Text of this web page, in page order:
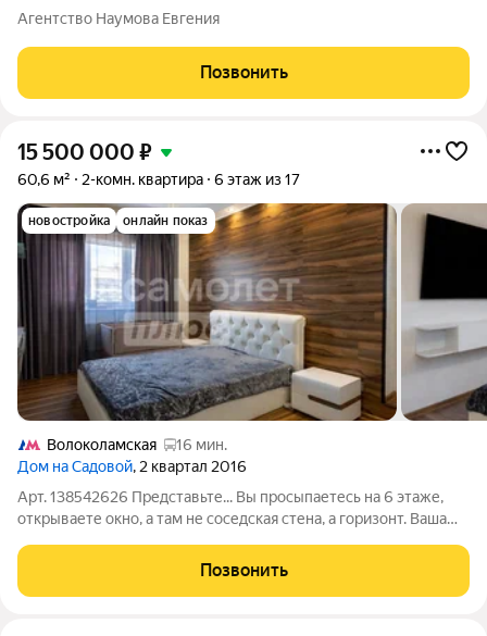
вкладываться? Вы её нашли! Адрес: МО, г.Красногорск, ЖК
«Отрада», ул. Пятницкая 11. Преимущества: Последний этаж
(16/16): Никто не ходит над
Агентство Наумова Евгения
Позвонить
15 500 000 ₽
60,6 м² 2-комн. квартира 6 этаж из 17
новостройка онлайн показ
Волоколамская
16 мин.
Дом на Садовой, 2 квартал 2016
Арт. 138542626 Представьте... Вы просыпаетесь на 6 этаже,
открываете окно, а там не соседская стена, а горизонт. Ваша
северо-запад, северо-восток. Сделан не просто ремонт, а
продуманное
Позвонить